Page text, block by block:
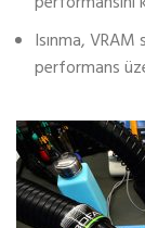
Isınma,
performans